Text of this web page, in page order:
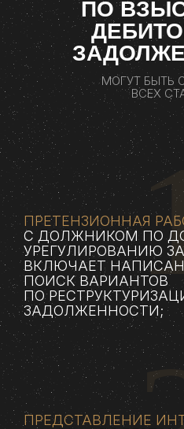
ПО
МОГУТ БЫТЬ
ВСЕХ
ПРЕТЕНЗИОННАЯ
С ДОЛЖНИКОМ ПО
УРЕГУЛИРОВАНИЮ
ВКЛЮЧАЕТ
ПОИСК ВАРИАНТОВ
ПО
ЗАДОЛЖЕННОСТИ;
ПРЕДСТАВЛЕНИЕ